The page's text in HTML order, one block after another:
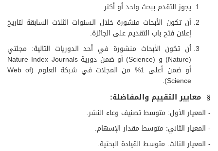
يجوز التقدم ببحث واحد أو أكثر.
أن تكون الأبحاث منشورة خلال السنوات الثلاث السابقة لتاريخ
إعلان فتح باب التقديم على الجائزة.
أن تكون الأبحاث منشورة في أحد الدوريات التالية: مجلتي
(Nature) و (Science) أو ضمن دورية ​Nature Index Journals
أو ضمن أعلى 1% من المجلات في شبكة العلوم (Web of
Science).​
§ معايير التقييم والمفاضلة:
- المعيار الأول: متوسط تصنيف وعاء النشر.
- المعيار الثاني: متوسط مقدار الإسهام.
- المعيار الثالث: متوسط القيادة البحثية.